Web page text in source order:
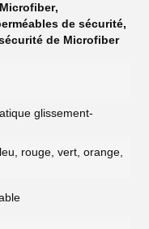
,
de sécurité,
de Microfiber
glissement-
rouge, vert, orange,